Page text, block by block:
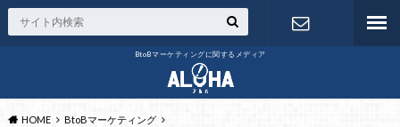
BtoBマーケティングに関するメディア
HOME
BtoBマーケティング